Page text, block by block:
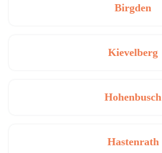
Birgden
Kievelberg
Hohenbusch
Hastenrath